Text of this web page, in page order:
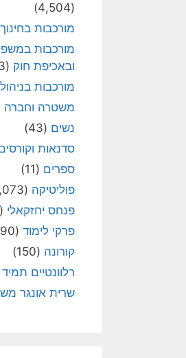
(4,504)
מורכבות בחינוך
מורכבות
ובאכיפת חוק (2,103)
מורכבות בניהול
משטרה וחברה
נשים (43)
סדנאות
ספרים (11)
פוליטיקה (1,073)
פנחס יחזקאלי (1,986)
פרקי לימוד (90)
קורונה (150)
רלוונטיים תמיד
שרית אונגר